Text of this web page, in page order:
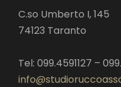
C.so Umberto I, 145
74123 Taranto
Tel: 099.4591127 –